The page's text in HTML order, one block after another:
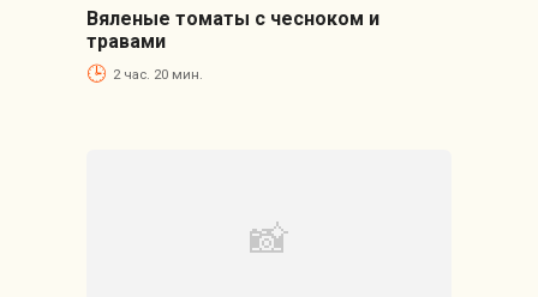
Вяленые томаты с чесноком и
травами
2 час. 20 мин.